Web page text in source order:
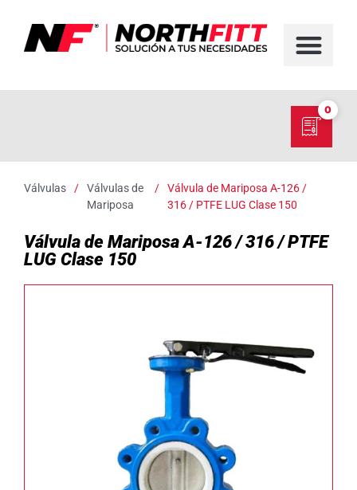
0
Válvulas /
Válvulas de
Mariposa
/
Válvula de Mariposa A-126 /
316 / PTFE LUG Clase 150
Válvula de Mariposa A-126 / 316 / PTFE
LUG Clase 150